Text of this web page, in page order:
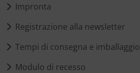
Impronta
Registrazione alla newsletter
Tempi di consegna e imballaggio
Modulo di recesso